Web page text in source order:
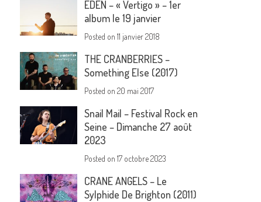
EDEN – « Vertigo » – 1er
album le 19 janvier
Posted on11 janvier 2018
THE CRANBERRIES –
Something Else (2017)
Posted on20 mai 2017
Snail Mail – Festival Rock en
Seine – Dimanche 27 août
2023
Posted on17 octobre 2023
CRANE ANGELS – Le
Sylphide De Brighton (2011)